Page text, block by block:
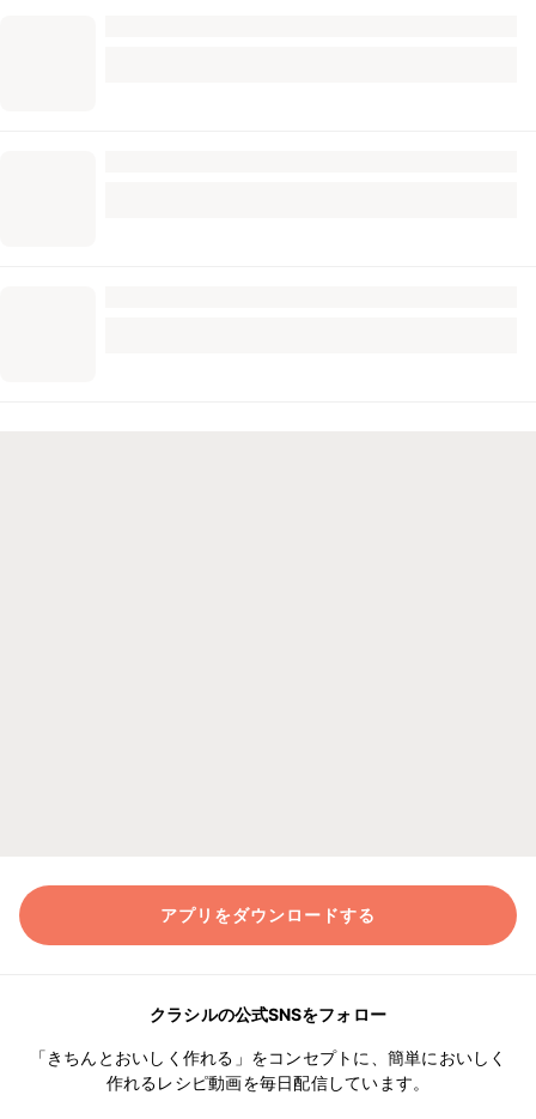
アプリをダウンロードする
クラシルの公式SNSをフォロー
「きちんとおいしく作れる」をコンセプトに、簡単においしく
作れるレシピ動画を毎日配信しています。